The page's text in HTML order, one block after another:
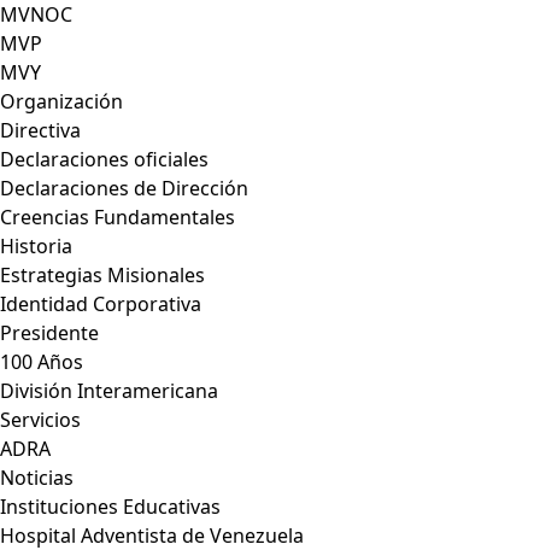
MVNOC
MVP
MVY
Organización
Directiva
Declaraciones oficiales
Declaraciones de Dirección
Creencias Fundamentales
Historia
Estrategias Misionales
Identidad Corporativa
Presidente
100 Años
División Interamericana
Servicios
ADRA
Noticias
Instituciones Educativas
Hospital Adventista de Venezuela